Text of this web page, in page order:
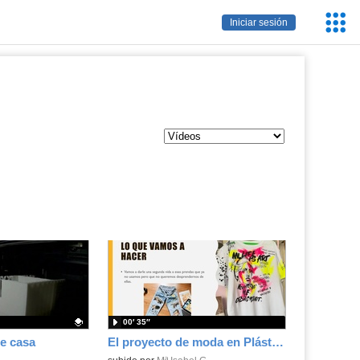
Iniciar sesión
casa El proyecto de moda en Plástica
00′ 35″